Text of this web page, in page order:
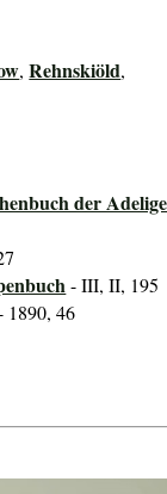
,Rehnskiöld,
der
- III, II, 195
1890, 46